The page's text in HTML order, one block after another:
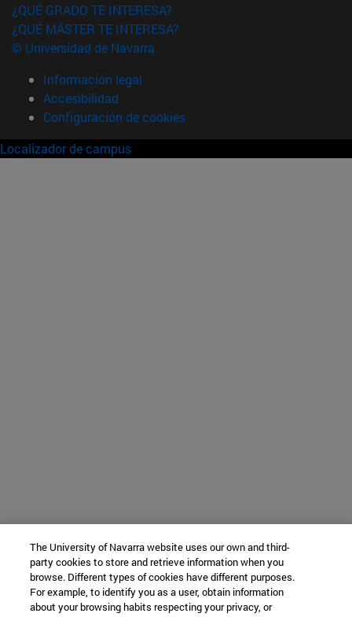
¿QUÉ GRADO TE INTERESA?
¿QUÉ MÁSTER TE INTERESA?
© Universidad de Navarra
Información legal
Accesibilidad
Configuración de cookies
Localizador de campus
The University of Navarra website uses our own and third-
party cookies to store and retrieve information when you
browse. Different types of cookies have different purposes.
For example, to identify you as a user, obtain information
about your browsing habits respecting your privacy, or